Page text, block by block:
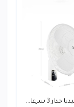
3 سرعا...